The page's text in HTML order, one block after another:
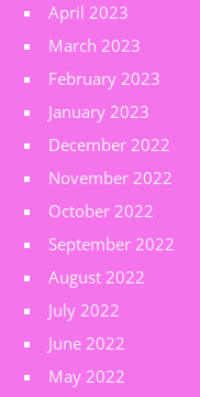
April 2023
March 2023
February 2023
January 2023
December 2022
November 2022
October 2022
September 2022
August 2022
July 2022
June 2022
May 2022